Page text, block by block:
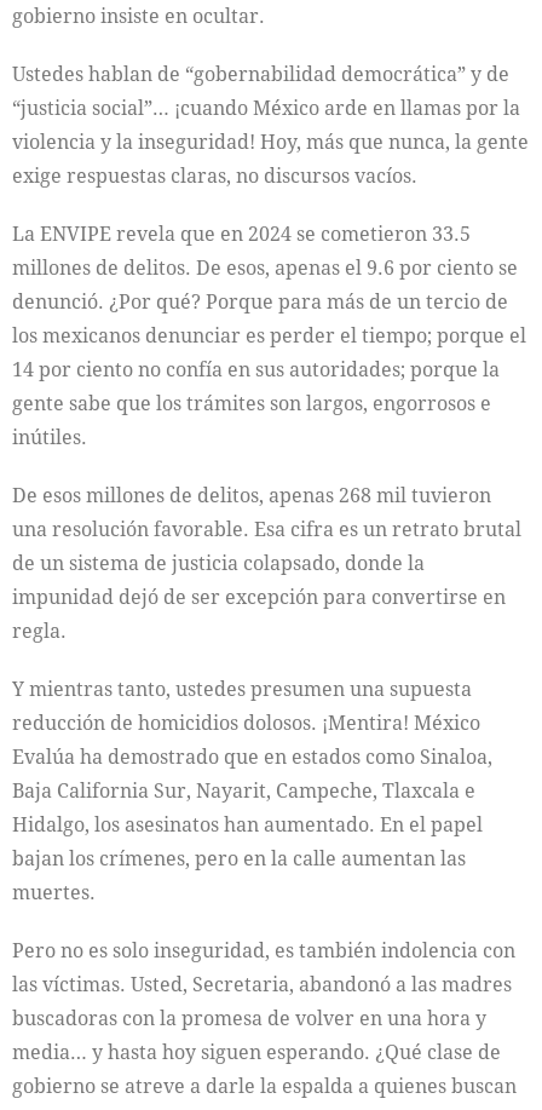
gobierno insiste en ocultar.
Ustedes hablan de “gobernabilidad democrática” y de
“justicia social”… ¡cuando México arde en llamas por la
violencia y la inseguridad! Hoy, más que nunca, la gente
exige respuestas claras, no discursos vacíos.
La ENVIPE revela que en 2024 se cometieron 33.5
millones de delitos. De esos, apenas el 9.6 por ciento se
denunció. ¿Por qué? Porque para más de un tercio de
los mexicanos denunciar es perder el tiempo; porque el
14 por ciento no confía en sus autoridades; porque la
gente sabe que los trámites son largos, engorrosos e
inútiles.
De esos millones de delitos, apenas 268 mil tuvieron
una resolución favorable. Esa cifra es un retrato brutal
de un sistema de justicia colapsado, donde la
impunidad dejó de ser excepción para convertirse en
regla.
Y mientras tanto, ustedes presumen una supuesta
reducción de homicidios dolosos. ¡Mentira! México
Evalúa ha demostrado que en estados como Sinaloa,
Baja California Sur, Nayarit, Campeche, Tlaxcala e
Hidalgo, los asesinatos han aumentado. En el papel
bajan los crímenes, pero en la calle aumentan las
muertes.
Pero no es solo inseguridad, es también indolencia con
las víctimas. Usted, Secretaria, abandonó a las madres
buscadoras con la promesa de volver en una hora y
media… y hasta hoy siguen esperando. ¿Qué clase de
gobierno se atreve a darle la espalda a quienes buscan